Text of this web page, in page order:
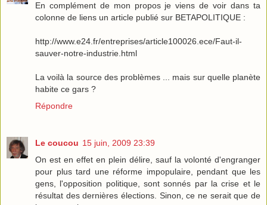
En complément de mon propos je viens de voir dans ta
colonne de liens un article publié sur BETAPOLITIQUE :
http://www.e24.fr/entreprises/article100026.ece/Faut-il-
sauver-notre-industrie.html
La voilà la source des problèmes ... mais sur quelle planète
habite ce gars ?
Répondre
Le coucou 15 juin, 2009 23:39
On est en effet en plein délire, sauf la volonté d'engranger
pour plus tard une réforme impopulaire, pendant que les
gens, l'opposition politique, sont sonnés par la crise et le
résultat des dernières élections. Sinon, ce ne serait que de